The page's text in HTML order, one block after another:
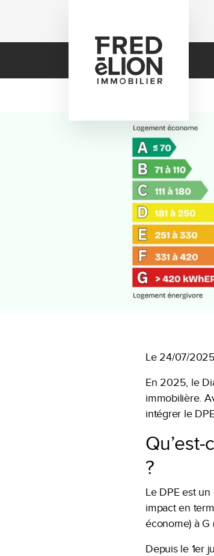
Le 24/07/2025
En 2025, le
immobilière.
intégrer le
?
Le DPE est
impact en
économe) à G
Depuis le 1er